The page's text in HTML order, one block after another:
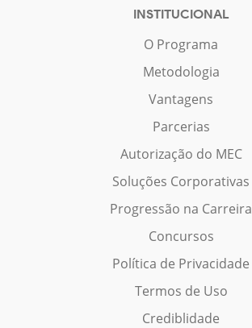
INSTITUCIONAL
O Programa
Metodologia
Vantagens
Parcerias
Autorização do MEC
Soluções Corporativas
Progressão na Carreira
Concursos
Política de Privacidade
Termos de Uso
Crediblidade